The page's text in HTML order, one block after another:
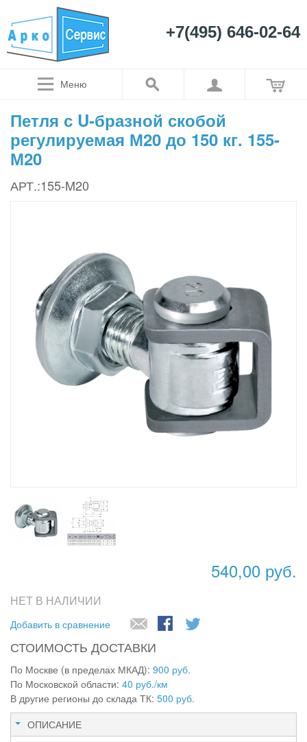
+7(495) 646-02-64
Меню
Петля с U-бразной скобой
регулируемая М20 до 150 кг. 155-
М20
АРТ.:155-M20
540,00 руб.
НЕТ В НАЛИЧИИ
Добавить в сравнение
СТОИМОСТЬ ДОСТАВКИ
По Москве (в пределах МКАД): 900 руб.
По Московской области: 40 руб./км
В другие регионы до склада ТК: 500 руб.
ОПИСАНИЕ